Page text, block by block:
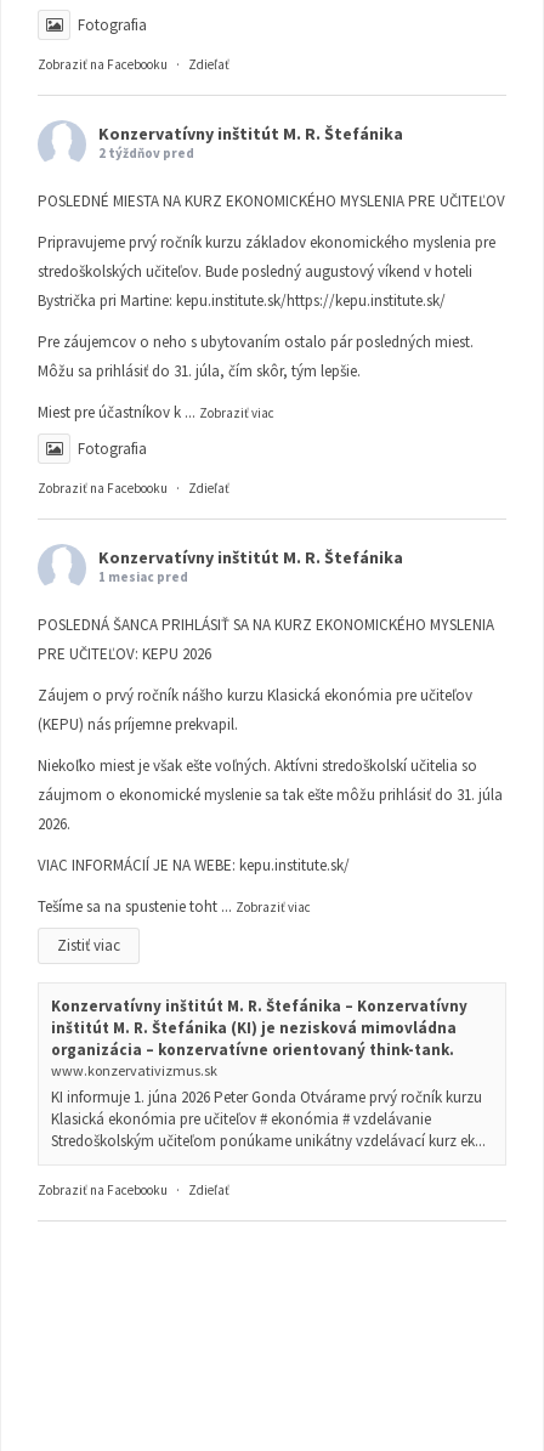
Fotografia
Zobraziť na Facebooku · Zdieľať
Konzervatívny inštitút M. R. Štefánika
2 týždňov pred
POSLEDNÉ MIESTA NA KURZ EKONOMICKÉHO MYSLENIA PRE UČITEĽOV
Pripravujeme prvý ročník kurzu základov ekonomického myslenia pre
stredoškolských učiteľov. Bude posledný augustový víkend v hoteli
Bystrička pri Martine: kepu.institute.sk/https://kepu.institute.sk/
Pre záujemcov o neho s ubytovaním ostalo pár posledných miest.
Môžu sa prihlásiť do 31. júla, čím skôr, tým lepšie.
Miest pre účastníkov k ... Zobraziť viac
Fotografia
Zobraziť na Facebooku · Zdieľať
Konzervatívny inštitút M. R. Štefánika
1 mesiac pred
POSLEDNÁ ŠANCA PRIHLÁSIŤ SA NA KURZ EKONOMICKÉHO MYSLENIA
PRE UČITEĽOV: KEPU 2026
Záujem o prvý ročník nášho kurzu Klasická ekonómia pre učiteľov
(KEPU) nás príjemne prekvapil.
Niekoľko miest je však ešte voľných. Aktívni stredoškolskí učitelia so
záujmom o ekonomické myslenie sa tak ešte môžu prihlásiť do 31. júla
2026.
VIAC INFORMÁCIÍ JE NA WEBE: kepu.institute.sk/
Tešíme sa na spustenie toht ... Zobraziť viac
Zistiť viac
Konzervatívny inštitút M. R. Štefánika – Konzervatívny
inštitút M. R. Štefánika (KI) je nezisková mimovládna
organizácia – konzervatívne orientovaný think-tank.
www.konzervativizmus.sk
KI informuje 1. júna 2026 Peter Gonda Otvárame prvý ročník kurzu
Klasická ekonómia pre učiteľov # ekonómia # vzdelávanie
Stredoškolským učiteľom ponúkame unikátny vzdelávací kurz ek...
Zobraziť na Facebooku · Zdieľať